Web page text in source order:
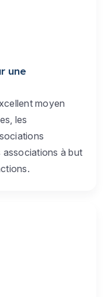
une
moyen
les
associations à but